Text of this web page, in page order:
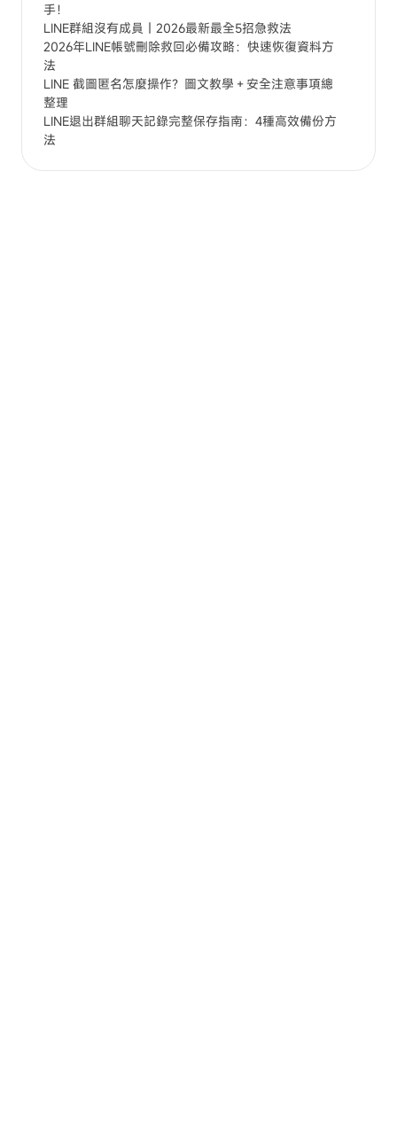
手！
LINE群組沒有成員｜2026最新最全5招急救法
2026年LINE帳號刪除救回必備攻略：快速恢復資料方
法
LINE 截圖匿名怎麼操作？圖文教學＋安全注意事項總
整理
LINE退出群組聊天記錄完整保存指南：4種高效備份方
法